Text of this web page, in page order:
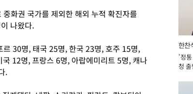
화권 국가를 제외한 해외 누적 확진자를
나왔다.
30명, 태국 25명, 한국 23명, 호주 15명,
12명, 프랑스 6명, 아랍에미리트 5명, 캐나
.
한찬
관
'정
청